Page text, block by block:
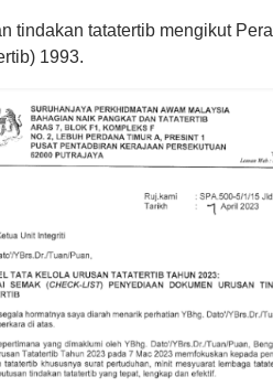
tindakan tatatertib mengikut
1993.